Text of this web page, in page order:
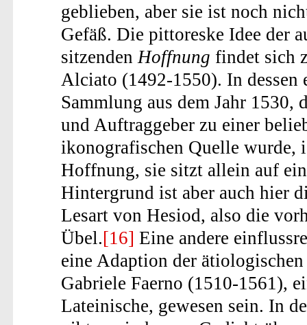
geblieben, aber sie ist noch
Gefäß. Die pittoreske Idee der
sitzenden Hoffnung findet sich
Alciato (1492-1550). In dessen
Sammlung aus dem Jahr 1530,
und Auftraggeber zu einer
ikonografischen Quelle wurde,
Hoffnung, sie sitzt allein auf
Hintergrund ist aber auch hier
Lesart von Hesiod, also die
Übel.[16] Eine andere
eine Adaption der
Gabriele Faerno (1510-1561),
Lateinische, gewesen sein. In